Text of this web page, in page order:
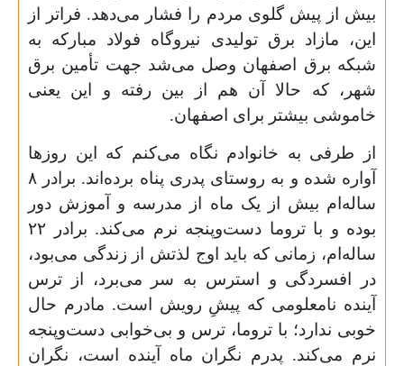
بیش از پیش گلوی مردم را فشار می‌دهد. فراتر از
این، مازاد برق تولیدی نیروگاه فولاد مبارکه به
شبکه برق اصفهان وصل می‌شد جهت تأمین برق
شهر، که حالا آن هم از بین رفته و این یعنی
خاموشی بیشتر برای اصفهان.
از طرفی به خانوادم نگاه می‌کنم که این روزها
آواره شده و به روستای پدری پناه برده‌اند. برادر ۸
ساله‌ام بیش از یک ماه از مدرسه و آموزش دور
بوده و با تروما دست‌وپنجه نرم می‌کند. برادر ۲۲
ساله‌ام، زمانی که باید اوج لذتش از زندگی می‌بود،
در افسردگی و استرس به سر می‌برد، از ترس
آینده نامعلومی که پیشِ رویش است. مادرم حال
خوبی ندارد؛ با تروما، ترس و بی‌خوابی دست‌وپنجه
نرم می‌کند. پدرم نگران ماه آینده است، نگران